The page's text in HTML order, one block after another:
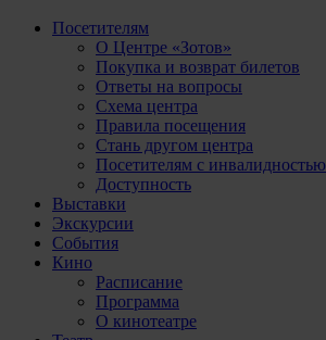
Посетителям
О Центре «Зотов»
Покупка и возврат билетов
Ответы на вопросы
Схема центра
Правила посещения
Стань другом центра
Посетителям с инвалидностью
Доступность
Выставки
Экскурсии
События
Кино
Расписание
Программа
О кинотеатре